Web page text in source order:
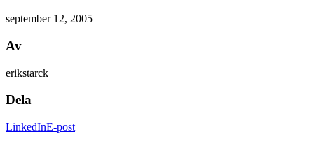
september 12, 2005
Av
erikstarck
Dela
LinkedInE-post